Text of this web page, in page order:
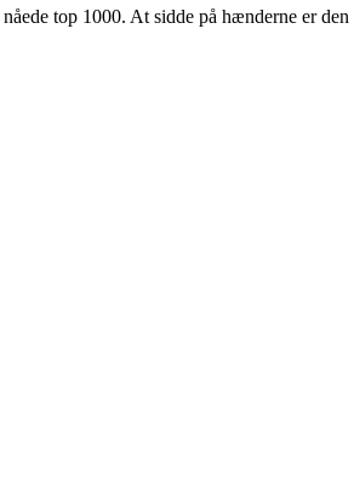
nåede top 1000. At sidde på hænderne er